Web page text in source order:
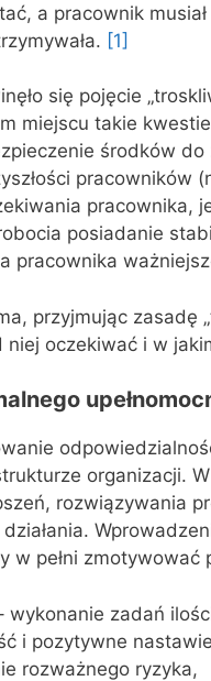
a pracownik
[1]
się pojęcie
miejscu takie
środków
pracowników
pracownika,
posiadanie
pracownika
przyjmując zasadę
oczekiwać i w
organizacji.
rozwiązywania
w pełni
wykonanie zadań
i pozytywne
rozważnego ryzyka,